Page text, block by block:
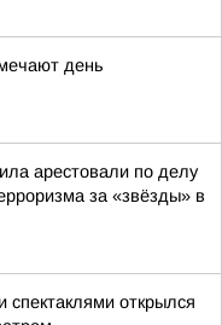
день
арестовали по делу
за «звёзды» в
спектаклями открылся